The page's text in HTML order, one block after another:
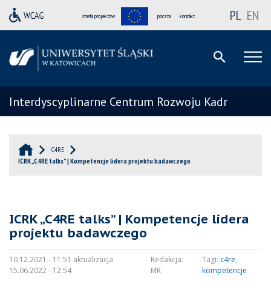
strefa projektów poczta kontakt PL EN
Interdyscyplinarne Centrum Rozwoju Kadr
C4RE
ICRK „C4RE talks” | Kompetencje lidera projektu badawczego
ICRK „C4RE talks” | Kompetencje lidera
projektu badawczego
10.12.2021 - 11:51 aktualizacja
15.06.2022 - 12:54
Redakcja:
MK
Tagi: c4re,
kompetencje